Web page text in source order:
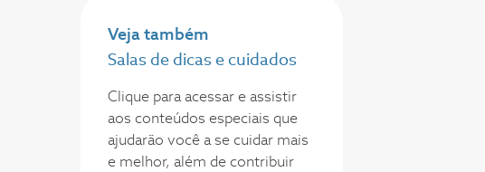
Veja também
Salas de dicas e cuidados
Clique para acessar e assistir
aos conteúdos especiais que
ajudarão você a se cuidar mais
e melhor, além de contribuir